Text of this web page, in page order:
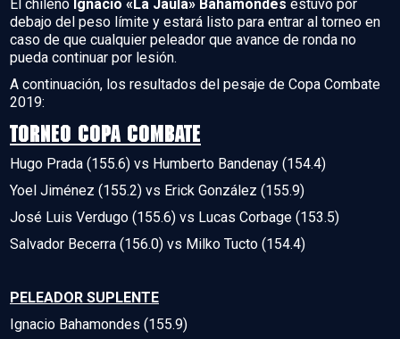
El chileno Ignacio «La Jaula» Bahamondes estuvo por
debajo del peso límite y estará listo para entrar al torneo en
caso de que cualquier peleador que avance de ronda no
pueda continuar por lesión.
A continuación, los resultados del pesaje de Copa Combate
2019:
TORNEO COPA COMBATE
Hugo Prada (155.6) vs Humberto Bandenay (154.4)
Yoel Jiménez (155.2) vs Erick González (155.9)
José Luis Verdugo (155.6) vs Lucas Corbage (153.5)
Salvador Becerra (156.0) vs Milko Tucto (154.4)
PELEADOR SUPLENTE
Ignacio Bahamondes (155.9)